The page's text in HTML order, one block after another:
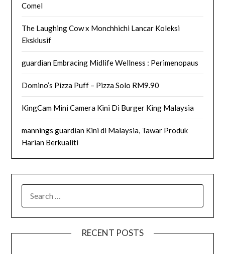
Comel
The Laughing Cow x Monchhichi Lancar Koleksi
Eksklusif
guardian Embracing Midlife Wellness : Perimenopaus
Domino’s Pizza Puff – Pizza Solo RM9.90
KingCam Mini Camera Kini Di Burger King Malaysia
mannings guardian Kini di Malaysia, Tawar Produk
Harian Berkualiti
FOR:
RECENT POSTS